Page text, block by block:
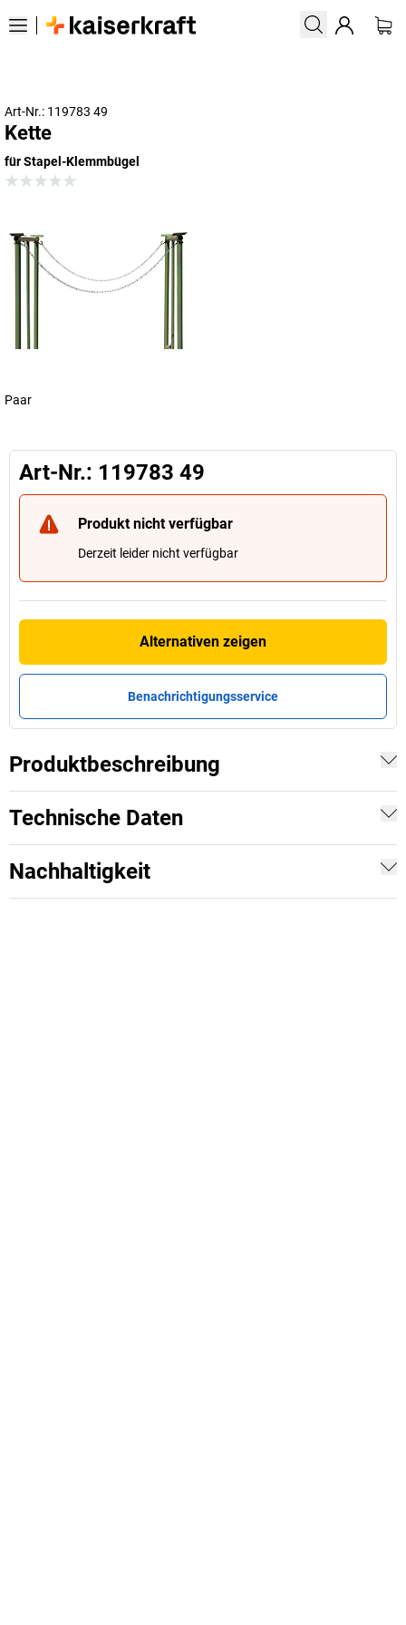
Art-Nr.: 119783 49
Kette
für Stapel-Klemmbügel
Paar
Art-Nr.: 119783 49
Produkt nicht verfügbar
Derzeit leider nicht verfügbar
Alternativen zeigen
Benachrichtigungsservice
Produktbeschreibung
Technische Daten
Nachhaltigkeit